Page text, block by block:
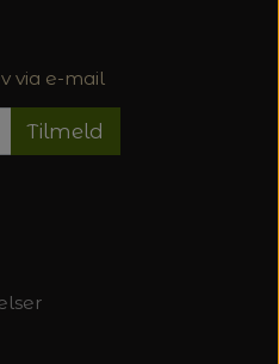
via e-mail
Tilmeld